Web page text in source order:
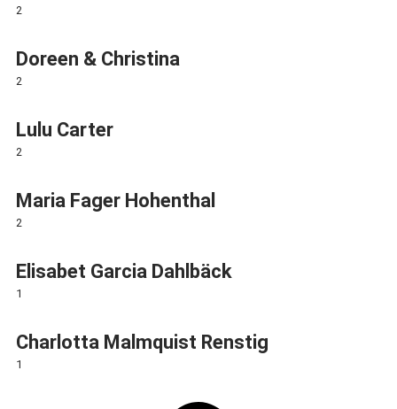
2
Doreen & Christina
2
Lulu Carter
2
Maria Fager Hohenthal
2
Elisabet Garcia Dahlbäck
1
Charlotta Malmquist Renstig
1